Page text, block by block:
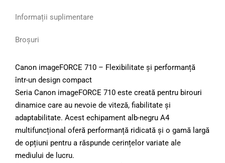
Informații suplimentare
Broșuri
Canon imageFORCE 710 – Flexibilitate și performanță
într-un design compact
Seria Canon imageFORCE 710 este creată pentru birouri
dinamice care au nevoie de viteză, fiabilitate și
adaptabilitate. Acest echipament alb-negru A4
multifuncțional oferă performanță ridicată și o gamă largă
de opțiuni pentru a răspunde cerințelor variate ale
mediului de lucru.